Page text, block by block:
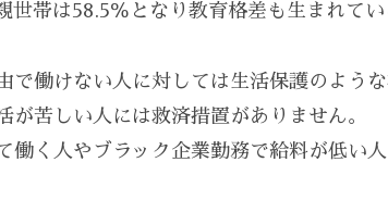
世帯は58.5％となり教育格差も生まれてい
で働けない人に対しては生活保護のよう
が苦しい人には救済措置がありません。
働く人やブラック企業勤務で給料が低い